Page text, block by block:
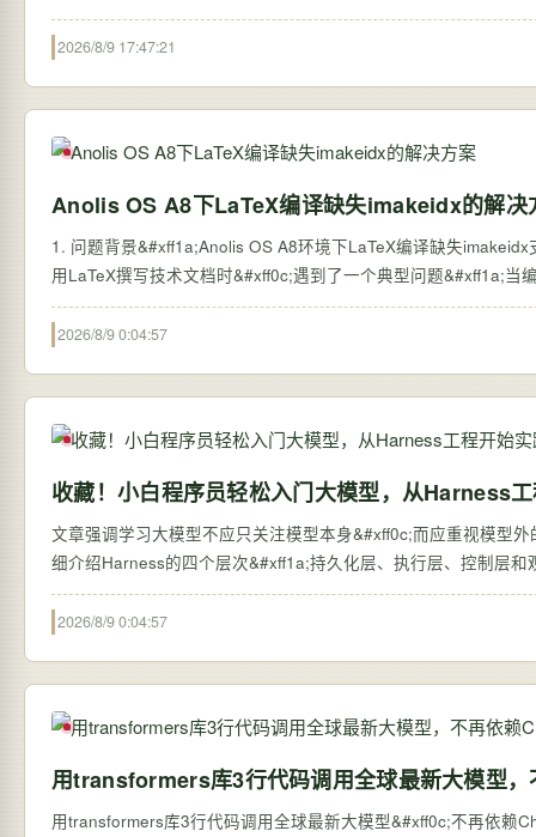
2026/8/9 17:47:21
Anolis OS A8下LaTeX编译缺失imakeidx的解决
1. 问题背景&#xff1a;Anolis OS A8环境下LaTeX编译缺失
用LaTeX撰写技术文档时&#xff0c;遇到了一个典型问题&#xff1a;
2026/8/9 0:04:57
收藏！小白程序员轻松入门大模型，从Harness
文章强调学习大模型不应只关注模型本身&#xff0c;而应重视模型
细介绍Harness的四个层次&#xff1a;持久化层、执行层、控制层
2026/8/9 0:04:57
用transformers库3行代码调用全球最新大模型
用transformers库3行代码调用全球最新大模型&#xff0c;不再依赖ChatGPT网页版 过去&#xff0c;想体验全球最新的大语